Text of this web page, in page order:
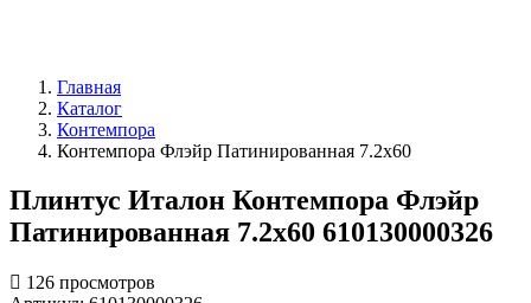
Главная
Каталог
Контемпора
Контемпора Флэйр Патинированная 7.2x60
Плинтус Италон Контемпора Флэйр
Патинированная 7.2x60 610130000326
126 просмотров